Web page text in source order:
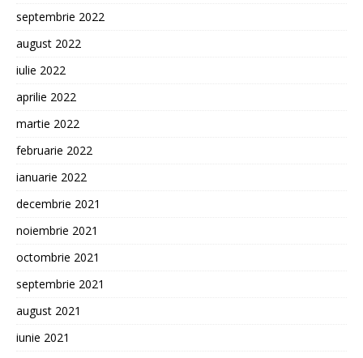
septembrie 2022
august 2022
iulie 2022
aprilie 2022
martie 2022
februarie 2022
ianuarie 2022
decembrie 2021
noiembrie 2021
octombrie 2021
septembrie 2021
august 2021
iunie 2021